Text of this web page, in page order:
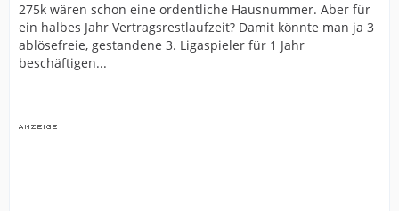
275k wären schon eine ordentliche Hausnummer. Aber für
ein halbes Jahr Vertragsrestlaufzeit? Damit könnte man ja 3
ablösefreie, gestandene 3. Ligaspieler für 1 Jahr
beschäftigen...